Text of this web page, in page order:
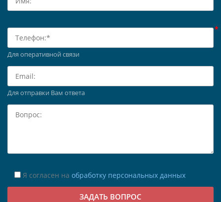
Для оперативной связи
Для отправки Вам ответа
Я согласен на обработку персональных данных